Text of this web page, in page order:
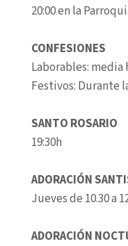
20:00 en la
CONFESIONES
Laborables: media
Festivos: Durante
SANTO ROSARIO
19:30h
ADORACIÓN
Jueves de 10.30 a
ADORACIÓN